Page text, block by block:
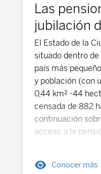
Las
jubilación
El Estado de la
situado dentro
país más
y población (con
0,44 km² -44
censada de 882
continuación
acceso a la
desequilibrios
Conocer más